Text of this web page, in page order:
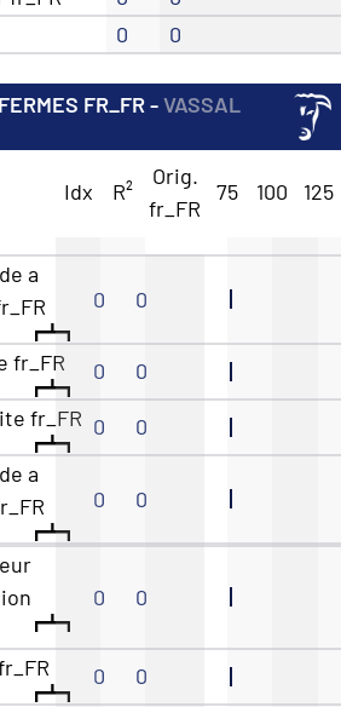
0 0
FR_FR -VASSAL
Idx R²
Orig.
fr_FR
75 100 125
a
0 0
fr_FR 0
0
fr_FR 0
0
a
0 0
0 0
0
0